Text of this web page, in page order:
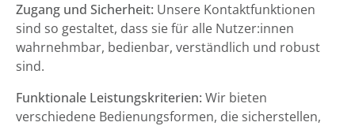
Zugang und Sicherheit: Unsere Kontaktfunktionen
sind so gestaltet, dass sie für alle Nutzer:innen
wahrnehmbar, bedienbar, verständlich und robust
sind.
Funktionale Leistungskriterien: Wir bieten
verschiedene Bedienungsformen, die sicherstellen,